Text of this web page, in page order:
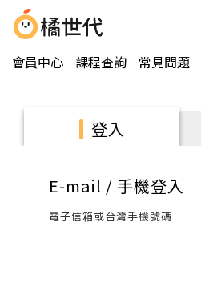
會員中心 課程查詢 常見問題
登入
E-mail / 手機登入
電子信箱或台灣手機號碼